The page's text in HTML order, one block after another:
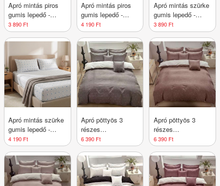
Apró mintás piros
gumis lepedő -
160x200 cm
3 890 Ft
Apró mintás piros
gumis lepedő -
180x200 cm
4 190 Ft
Apró mintás szürke
gumis lepedő -
160x200 cm
3 890 Ft
Apró mintás szürke
gumis lepedő -
180x200 cm
4 190 Ft
Apró pöttyös 3
részes
ágyneműhuzat -
Barnásszürke
6 390 Ft
Apró pöttyös 3
részes
ágyneműhuzat -
Barna
6 390 Ft